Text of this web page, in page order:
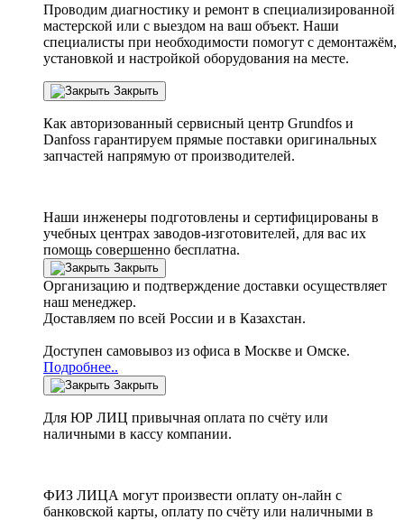
Проводим диагностику и ремонт в специализированной
мастерской или с выездом на ваш объект. Наши
специалисты при необходимости помогут с демонтажём,
установкой и настройкой оборудования на месте.
Закрыть
Как авторизованный сервисный центр Grundfos и
Danfoss гарантируем прямые поставки оригинальных
запчастей напрямую от производителей.
Наши инженеры подготовлены и сертифицированы в
учебных центрах заводов-изготовителей, для вас их
помощь совершенно бесплатна.
Закрыть
Организацию и подтверждение доставки осуществляет
наш менеджер.
Доставляем по всей России и в Казахстан.
Доступен самовывоз из офиса в Москве и Омске.
Подробнее..
Закрыть
Для ЮР ЛИЦ привычная оплата по счёту или
наличными в кассу компании.
ФИЗ ЛИЦА могут произвести оплату он-лайн с
банковской карты, оплату по счёту или наличными в